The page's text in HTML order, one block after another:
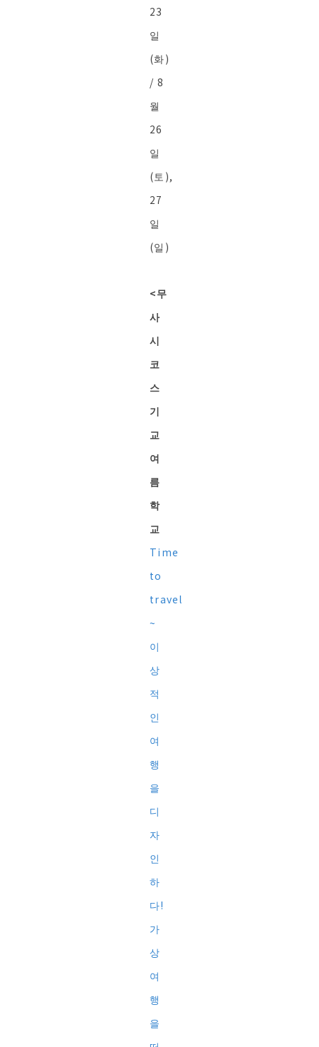
23
일
(화)
/ 8
월
26
일
(토),
27
일
(일)
<무
사
시
코
스
기
교
여
름
학
교
Time
to
travel
~
이
상
적
인
여
행
을
디
자
인
하
다!
가
상
여
행
을